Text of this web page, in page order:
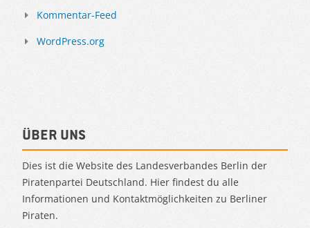
Kommentar-Feed
WordPress.org
Über uns
Dies ist die Website des Landesverbandes Berlin der
Piratenpartei Deutschland. Hier findest du alle
Informationen und Kontaktmöglichkeiten zu Berliner
Piraten.